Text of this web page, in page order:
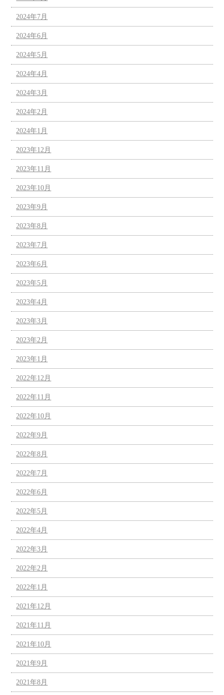
2024年7月
2024年6月
2024年5月
2024年4月
2024年3月
2024年2月
2024年1月
2023年12月
2023年11月
2023年10月
2023年9月
2023年8月
2023年7月
2023年6月
2023年5月
2023年4月
2023年3月
2023年2月
2023年1月
2022年12月
2022年11月
2022年10月
2022年9月
2022年8月
2022年7月
2022年6月
2022年5月
2022年4月
2022年3月
2022年2月
2022年1月
2021年12月
2021年11月
2021年10月
2021年9月
2021年8月